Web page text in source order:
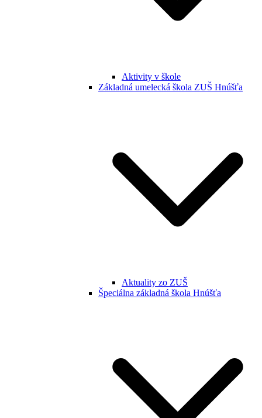
Aktivity v škole
Základná umelecká škola ZUŠ Hnúšťa
Aktuality zo ZUŠ
Špeciálna základná škola Hnúšťa